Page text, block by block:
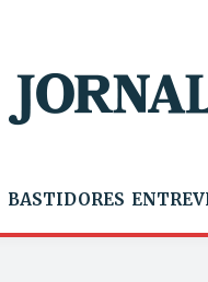
BASTIDORES